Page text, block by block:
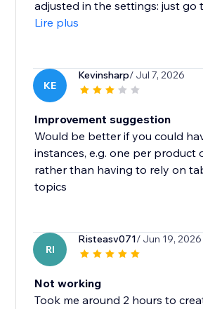
adjusted in the settings: just go
Lire plus
KE
Kevinsharp/ Jul 7, 2026
Improvement suggestion
Would be better if you could
instances, e.g. one per product
rather than having to rely on
topics
RI
Risteasv071/ Jun 19, 2026
Not working
Took me around 2 hours to